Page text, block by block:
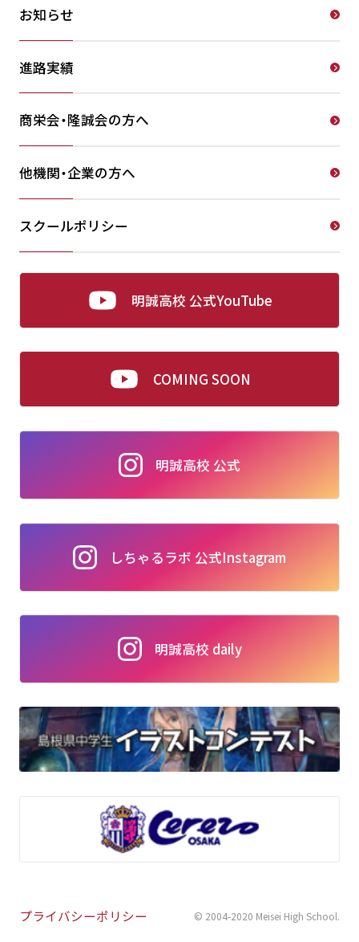
お知らせ
進路実績
商栄会・隆誠会の方へ
他機関・企業の方へ
スクールポリシー
明誠高校 公式YouTube
COMING SOON
明誠高校 公式
しちゃるラボ 公式Instagram
明誠高校 daily
プライバシーポリシー © 2004-2020 Meisei High School.